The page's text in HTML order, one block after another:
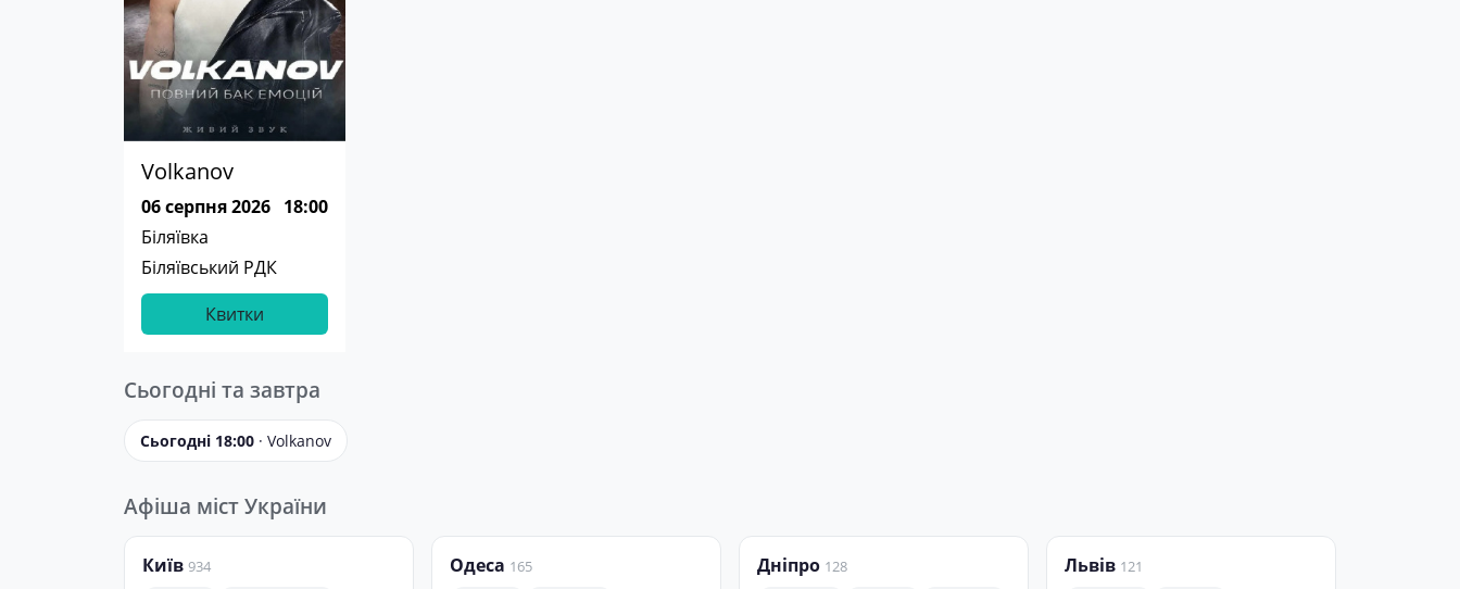
Volkanov
06 серпня 2026 18:00
Біляївка
Біляївський РДК
Квитки
Сьогодні та завтра
Сьогодні 18:00 · Volkanov
Афіша міст України
Київ 934
Одеса 165
Дніпро 128
Львів 121